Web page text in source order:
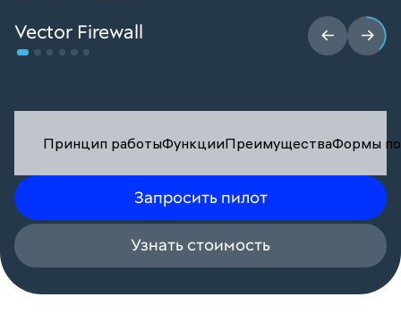
Vector Firewall
Принцип работыФункцииПреимуществаФормы
Запросить пилот
Узнать стоимость